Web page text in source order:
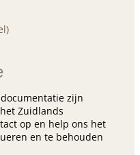
zijn
Zuidlands
op en help ons het
en te behouden